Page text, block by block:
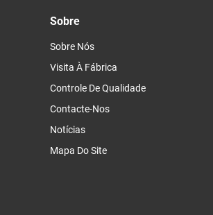
Sobre
Sobre Nós
Visita À Fábrica
Controle De Qualidade
Contacte-Nos
Notícias
Mapa Do Site